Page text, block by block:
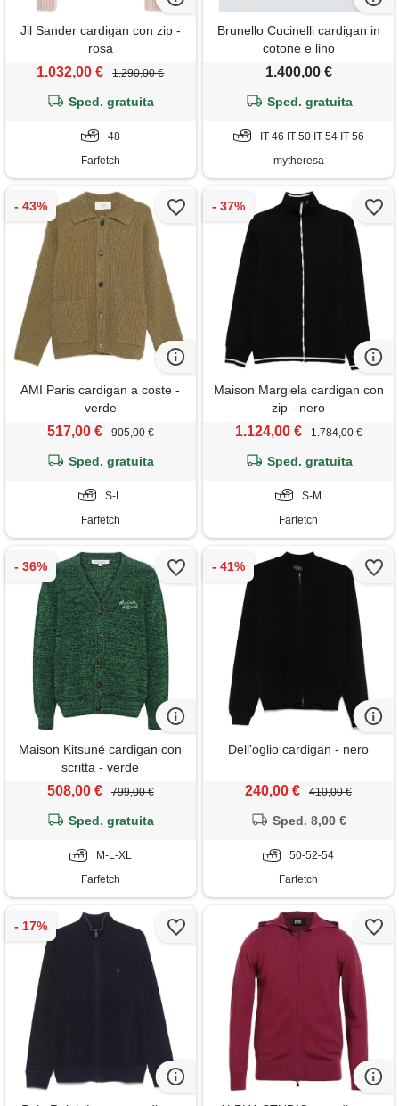
Jil Sander cardigan con zip -
rosa
1.032,00 € 1.290,00 €
Sped. gratuita
48
Farfetch
Brunello Cucinelli cardigan in
cotone e lino
1.400,00 €
Sped. gratuita
IT 46 IT 50 IT 54 IT 56
mytheresa
AMI Paris cardigan a coste -
verde
517,00 € 905,00 €
Sped. gratuita
S-L
Farfetch
Maison Margiela cardigan con
zip - nero
1.124,00 € 1.784,00 €
Sped. gratuita
S-M
Farfetch
Maison Kitsuné cardigan con
scritta - verde
508,00 € 799,00 €
Sped. gratuita
M-L-XL
Farfetch
Dell'oglio cardigan - nero
240,00 € 410,00 €
Sped. 8,00 €
50-52-54
Farfetch